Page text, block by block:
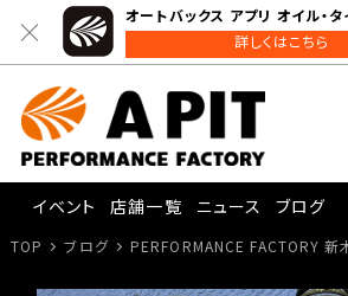
オートバックス アプリ オイル・
詳しくはこちら
イベント 店舗一覧 ニュース ブログ
TOP ブログ PERFORMANCE FACTORY 新